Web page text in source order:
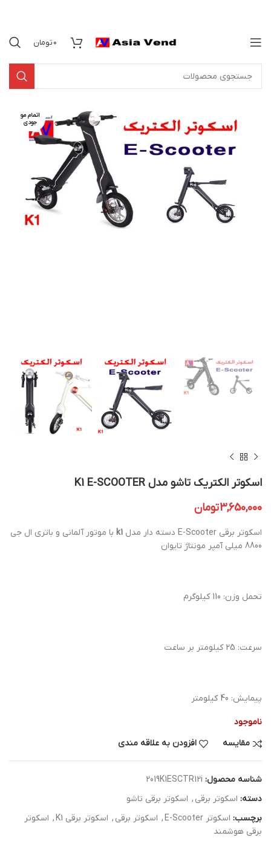
0تومان
اتمام مو
جودی
اسکوتر الکتریک تاشو مدل K1 E-SCOOTER
3,650,000تومان
اسکوتر برقی E-Scooter دسته دار مدل k1 با موتور آلمانی و باتری ال جی
8800 میلی آمپر مونتاژ تایوان
تحمل وزن: 110 کیلوگرم
سرعت: 25 کیلومتر بر ساعت
پیمایش: 40 کیلومتر
ناموجود
مقایسه
افزودن به علاقه مندی
شناسه محصول: 2019K1ESCTR12i
دسته: اسکوتر برقی , اسکوتر برقی تاشو
برچسب: اسکوتر E-Scooter , اسکوتر برقی , اسکوتر برقی K1 , اسکوتر
برقی هوشمند